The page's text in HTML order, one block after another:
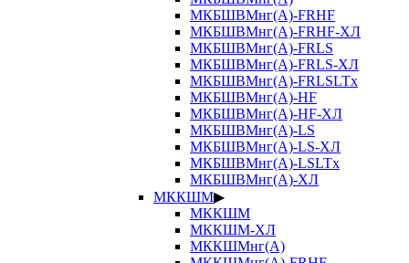
МКБШВМнг(А)-FRHF
МКБШВМнг(А)-FRHF-ХЛ
МКБШВМнг(А)-FRLS
МКБШВМнг(А)-FRLS-ХЛ
МКБШВМнг(А)-FRLSLTx
МКБШВМнг(А)-HF
МКБШВМнг(А)-HF-ХЛ
МКБШВМнг(А)-LS
МКБШВМнг(А)-LS-ХЛ
МКБШВМнг(А)-LSLTx
МКБШВМнг(А)-ХЛ
МККШМ▶
МККШМ
МККШМ-ХЛ
МККШМнг(А)